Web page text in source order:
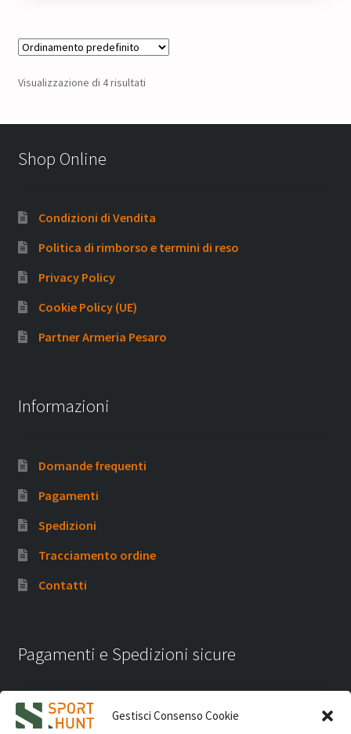
Gestisci Consenso Cookie
Visualizzazione di 4 risultati
Shop Online
Condizioni di Vendita
Politica di rimborso e termini di reso
Privacy Policy
Cookie Policy (UE)
Partner Armeria Pesaro
Informazioni
Domande frequenti
Pagamenti
Spedizioni
Tracciamento ordine
Contatti
Pagamenti e Spedizioni sicure